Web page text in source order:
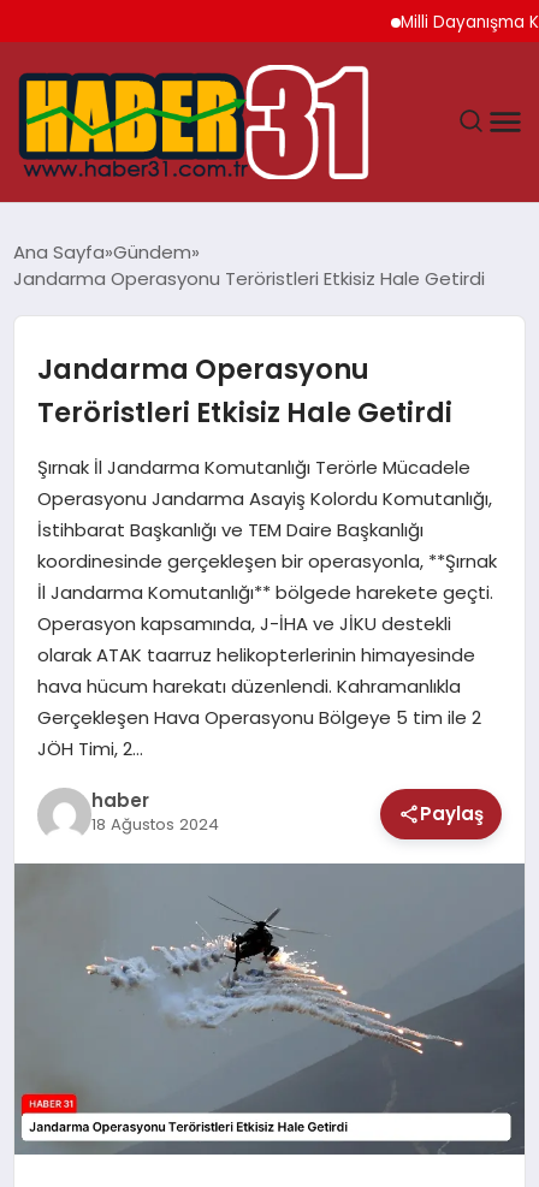
Milli Dayanışma
YAŞAM
EKONOMI
GÜNDEM
MAGAZIN
SAĞLIK
TEKNOLOJI
Ana Sayfa Gündem
Jandarma Operasyonu Teröristleri Etkisiz Hale Getirdi
Jandarma Operasyonu
Teröristleri Etkisiz Hale Getirdi
Şırnak İl Jandarma Komutanlığı Terörle Mücadele
Operasyonu Jandarma Asayiş Kolordu Komutanlığı,
İstihbarat Başkanlığı ve TEM Daire Başkanlığı
koordinesinde gerçekleşen bir operasyonla, **Şırnak
İl Jandarma Komutanlığı** bölgede harekete geçti.
Operasyon kapsamında, J-İHA ve JİKU destekli
olarak ATAK taarruz helikopterlerinin himayesinde
hava hücum harekatı düzenlendi. Kahramanlıkla
Gerçekleşen Hava Operasyonu Bölgeye 5 tim ile 2
JÖH Timi, 2…
haber
18 Ağustos 2024 Paylaş